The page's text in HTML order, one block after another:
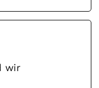
wir